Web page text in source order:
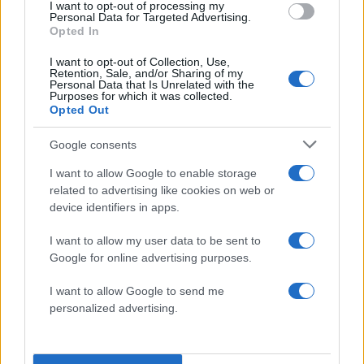
I want to opt-out of processing my
Personal Data for Targeted Advertising.
Opted In
I want to opt-out of Collection, Use,
Retention, Sale, and/or Sharing of my
Personal Data that Is Unrelated with the
Purposes for which it was collected.
Opted Out
Google consents
I want to allow Google to enable storage
related to advertising like cookies on web or
device identifiers in apps.
I want to allow my user data to be sent to
Google for online advertising purposes.
I want to allow Google to send me
personalized advertising.
Το πιστωτικό ίδρυμα ενημερώνει τον αιτούντα αν
το ακίνητο που ζητεί να αποκτήσει
περιλαμβάνεται σε προγενέστερη αίτηση, ώστε
να προβεί ή όχι στην εντολή διενέργειας νομικού
και τεχνικού ελέγχου του συγκεκριμένου
ακινήτου, ο οποίος και ολοκληρώνεται εντός
προθεσμίας 60 ημερών από την ένταξη στο
Πρόγραμμα. Σε αντίθετη περίπτωση, εφόσον ο
αιτών επιθυμεί να συνεχίσει με έτερο ακίνητο,
μπορεί να το πράξει υπό την προϋπόθεση ότι η
συμπεριλαμβανομένης της ολοκλήρωσης του
το πιστωτικό ίδρυμα, δεν υπερβαίνει τις 120
ημέρες από την ένταξη της αίτησης στο